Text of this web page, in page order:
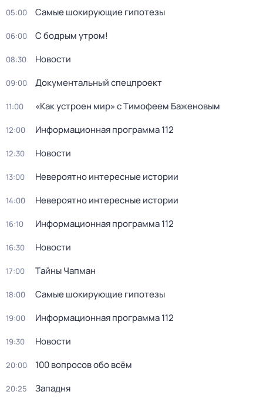
05:00 Самые шoкиpующие гипотезы
06:00 С бодрым утром!
08:30 Новости
09:00 Документальный спецпроект
11:00 «Как устроен мир» с Тимофеем Баженовым
12:00 Информационная программа 112
12:30 Новости
13:00 Невероятно интересные истории
14:00 Невероятно интересные истории
16:10 Информационная программа 112
16:30 Новости
17:00 Тaйны Чапман
18:00 Самые шoкиpующие гипотезы
19:00 Информационная программа 112
19:30 Новости
20:00 100 вопросов обо всём
20:25 Западня